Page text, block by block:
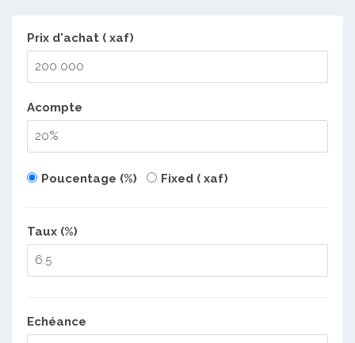
Prix d'achat ( xaf)
Acompte
Poucentage (%) Fixed ( xaf)
Taux (%)
Echéance